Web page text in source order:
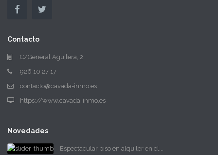
Contacto
C/General Aguilera, 2
926 10 27 17
contacto@cavada-inmo.es
https://www.cavada-inmo.es
Novedades
Espectacular piso en alquiler en el...